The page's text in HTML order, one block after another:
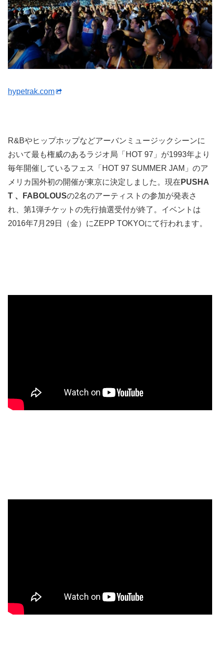
hypetrak.com
R&Bやヒップホップなどアーバンミュージックシーンに
おいて最も権威のあるラジオ局「HOT 97」が1993年より
毎年開催しているフェス「HOT 97 SUMMER JAM」のア
メリカ国外初の開催が東京に決定しました。現在 PUSHA
T 、FABOLOUSの2名のアーティストの参加が発表さ
れ、第1弾チケットの先行抽選受付が終了。イベントは
2016年7月29日（金）にZEPP TOKYOにて行われます。